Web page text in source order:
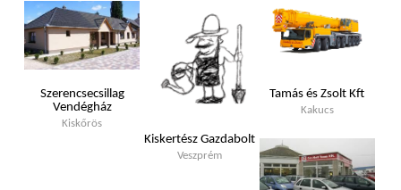
Szerencsecsillag
Vendégház
Kiskőrös
Kiskertész Gazdabolt
Veszprém
Tamás és Zsolt Kft
Kakucs